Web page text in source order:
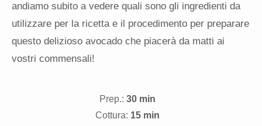
andiamo subito a vedere quali sono gli ingredienti da
utilizzare per la ricetta e il procedimento per preparare
questo delizioso avocado che piacerà da matti ai
vostri commensali!
Prep.: 30 min
Cottura: 15 min